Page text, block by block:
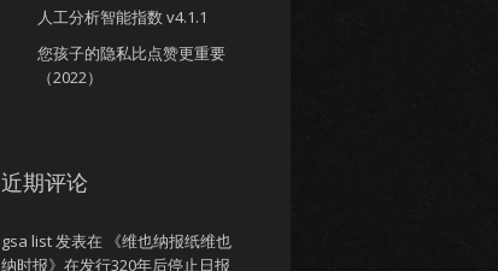
人工分析智能指数 v4.1.1
您孩子的隐私比点赞更重要
（2022）
近期评论
gsa list发表在
《维也纳报纸维也
纳时报》在发行320年后停止日报